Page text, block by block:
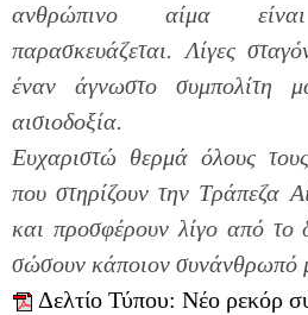
ανθρώπινο αίμα
παρασκευάζεται. Λίγες
έναν άγνωστο συμπολίτη
αισιοδοξία.
Ευχαριστώ θερμά όλους
που στηρίζουν την Τράπεζα
και προσφέρουν λίγο από το
σώσουν κάποιον συνάνθρωπό
Δελτίο Τύπου: Νέο ρεκόρ